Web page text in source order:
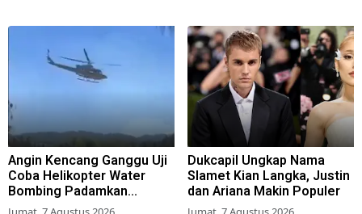
Angin Kencang Ganggu Uji
Coba Helikopter Water
Bombing Padamkan
Kebakaran Bromo
Dukcapil Ungkap Nama
Slamet Kian Langka, Justin
dan Ariana Makin Populer